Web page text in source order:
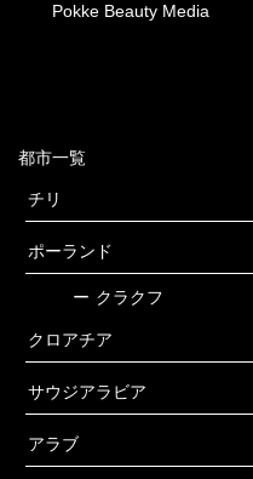
Pokke Beauty Media
都市一覧
チリ
ポーランド
ー クラクフ
クロアチア
サウジアラビア
アラブ